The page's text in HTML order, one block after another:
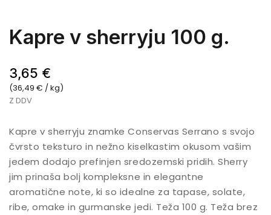
Kapre v sherryju 100 g.
3,65 €
(36,49 € / kg)
Z DDV
Kapre v sherryju znamke Conservas Serrano s svojo
čvrsto teksturo in nežno kiselkastim okusom vašim
jedem dodajo prefinjen sredozemski pridih. Sherry
jim prinaša bolj kompleksne in elegantne
aromatične note, ki so idealne za tapase, solate,
ribe, omake in gurmanske jedi. Teža 100 g. Teža brez